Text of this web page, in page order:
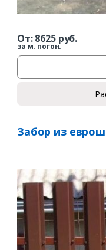
От:8625руб.
за м. погон.
Забор из